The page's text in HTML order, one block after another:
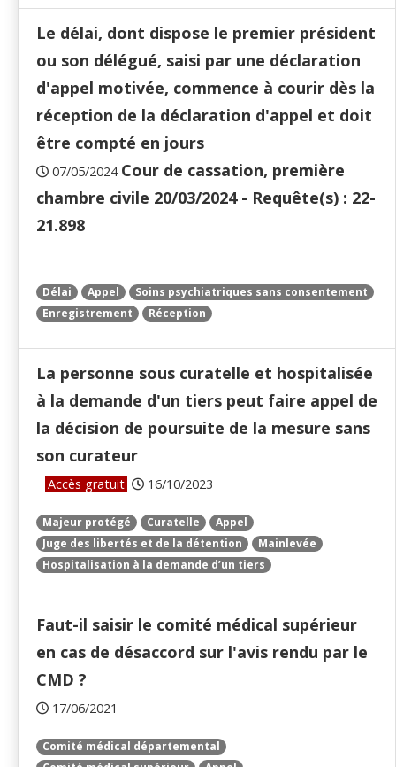
Le délai, dont dispose le premier président
ou son délégué, saisi par une déclaration
d'appel motivée, commence à courir dès la
réception de la déclaration d'appel et doit
être compté en jours
07/05/2024 Cour de cassation, première
chambre civile 20/03/2024 - Requête(s) : 22-
21.898
Délai Appel
Soins psychiatriques sans consentement
Enregistrement
Réception
La personne sous curatelle et hospitalisée
à la demande d'un tiers peut faire appel de
la décision de poursuite de la mesure sans
son curateur
Accès gratuit 16/10/2023
Majeur protégé Curatelle
Appel
Juge des libertés et de la détention
Mainlevée
Hospitalisation à la demande d’un tiers
Faut-il saisir le comité médical supérieur
en cas de désaccord sur l'avis rendu par le
CMD ?
17/06/2021
Comité médical départemental